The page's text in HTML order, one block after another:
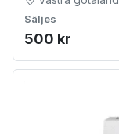
Säljes
500 kr